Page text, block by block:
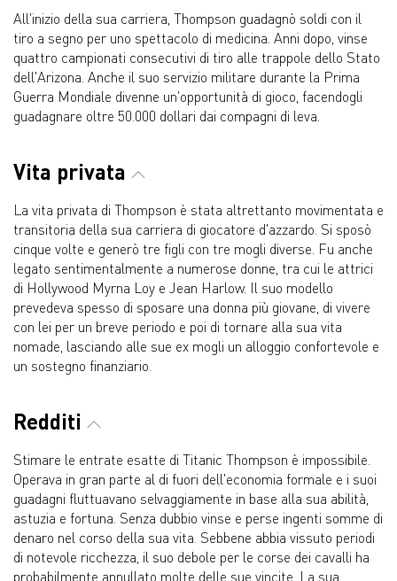
All'inizio della sua carriera, Thompson guadagnò soldi con il
tiro a segno per uno spettacolo di medicina. Anni dopo, vinse
quattro campionati consecutivi di tiro alle trappole dello Stato
dell'Arizona. Anche il suo servizio militare durante la Prima
Guerra Mondiale divenne un'opportunità di gioco, facendogli
guadagnare oltre 50.000 dollari dai compagni di leva.
Vita privata
La vita privata di Thompson è stata altrettanto movimentata e
transitoria della sua carriera di giocatore d'azzardo. Si sposò
cinque volte e generò tre figli con tre mogli diverse. Fu anche
legato sentimentalmente a numerose donne, tra cui le attrici
di Hollywood Myrna Loy e Jean Harlow. Il suo modello
prevedeva spesso di sposare una donna più giovane, di vivere
con lei per un breve periodo e poi di tornare alla sua vita
nomade, lasciando alle sue ex mogli un alloggio confortevole e
un sostegno finanziario.
Redditi
Stimare le entrate esatte di Titanic Thompson è impossibile.
Operava in gran parte al di fuori dell'economia formale e i suoi
guadagni fluttuavano selvaggiamente in base alla sua abilità,
astuzia e fortuna. Senza dubbio vinse e perse ingenti somme di
denaro nel corso della sua vita. Sebbene abbia vissuto periodi
di notevole ricchezza, il suo debole per le corse dei cavalli ha
probabilmente annullato molte delle sue vincite. La sua